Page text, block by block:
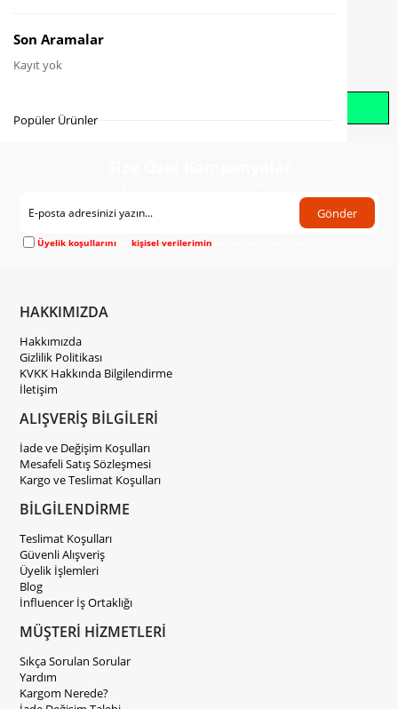
Gönder
Üyelik koşullarını vekişisel verilerimin
HAKKIMIZDA
Hakkımızda
Gizlilik Politikası
KVKK Hakkında Bilgilendirme
İletişim
ALIŞVERİŞ BİLGİLERİ
İade ve Değişim Koşulları
Mesafeli Satış Sözleşmesi
Kargo ve Teslimat Koşulları
BİLGİLENDİRME
Teslimat Koşulları
Güvenli Alışveriş
Üyelik İşlemleri
Blog
İnfluencer İş Ortaklığı
MÜŞTERİ HİZMETLERİ
Sıkça Sorulan Sorular
Yardım
Kargom Nerede?
Son Aramalar
Kayıt yok
Popüler Ürünler